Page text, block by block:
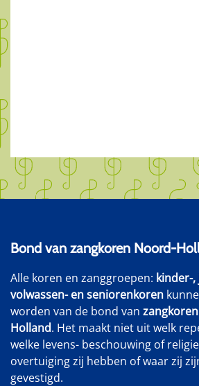
Bond van zangkoren Noord-
Alle koren en zanggroepen: kinder-,
volwassen- en seniorenkoren
worden van de bond van
Holland. Het maakt niet uit welk
welke levens- beschouwing of
overtuiging zij hebben of waar zij
gevestigd.